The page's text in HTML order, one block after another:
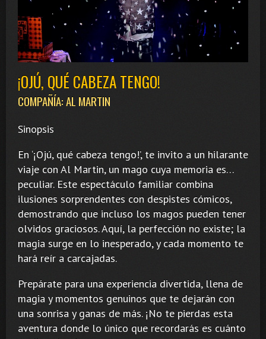
¡OJÚ, QUÉ CABEZA TENGO!
COMPAÑÍA: AL MARTIN
Sinopsis
En ‘¡Ojú, qué cabeza tengo!’, te invito a un hilarante
viaje con Al Martin, un mago cuya memoria es…
peculiar. Este espectáculo familiar combina
ilusiones sorprendentes con despistes cómicos,
demostrando que incluso los magos pueden tener
olvidos graciosos. Aquí, la perfección no existe; la
magia surge en lo inesperado, y cada momento te
hará reír a carcajadas.
Prepárate para una experiencia divertida, llena de
magia y momentos genuinos que te dejarán con
una sonrisa y ganas de más. ¡No te pierdas esta
aventura donde lo único que recordarás es cuánto